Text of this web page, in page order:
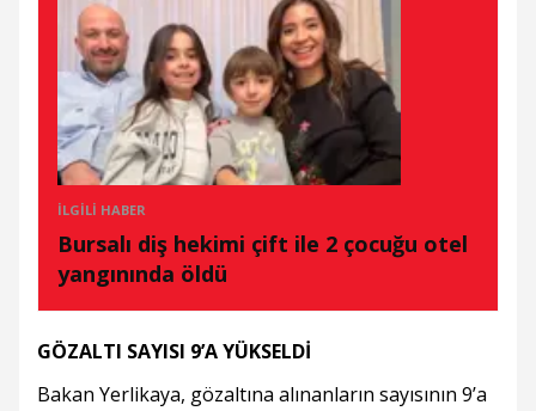
İLGILI HABER
Bursalı diş hekimi çift ile 2 çocuğu otel
yangınında öldü
GÖZALTI SAYISI 9’A YÜKSELDİ
Bakan Yerlikaya, gözaltına alınanların sayısının 9’a